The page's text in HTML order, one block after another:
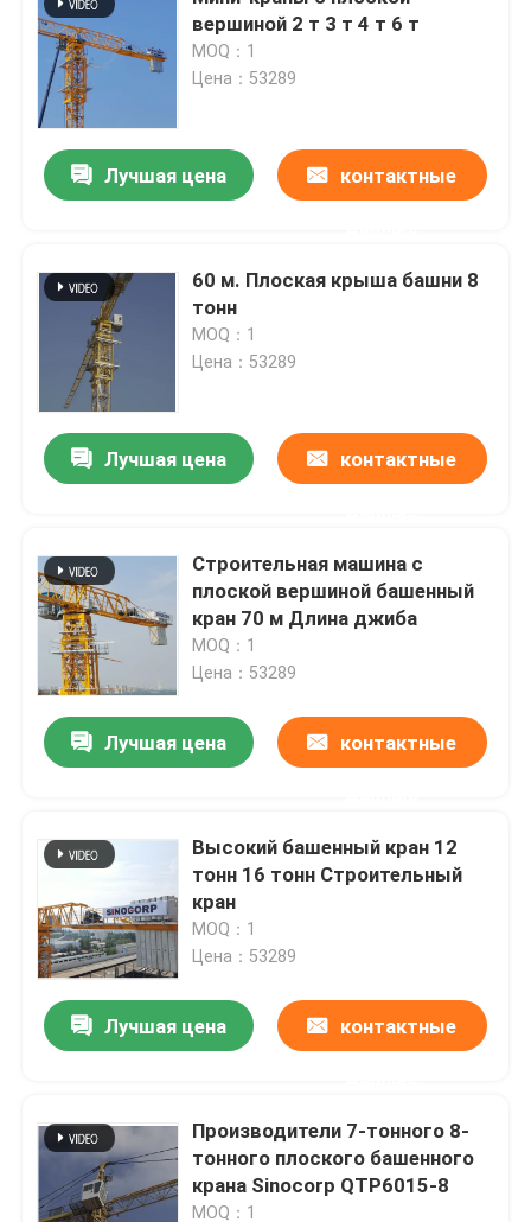
Продукция
Ролики
вершиной 2 т 3 т 4 т 6 т
MOQ：1
Цена：53289
Лучшая цена контактные
60 м. Плоская крыша башни 8
тонн
MOQ：1
Цена：53289
Лучшая цена контактные
Строительная машина с
плоской вершиной башенный
кран 70 м Длина джиба
MOQ：1
Цена：53289
Лучшая цена контактные
Высокий башенный кран 12
тонн 16 тонн Строительный
кран
MOQ：1
Цена：53289
Лучшая цена контактные
Производители 7-тонного 8-
тонного плоского башенного
крана Sinocorp QTP6015-8
MOQ：1